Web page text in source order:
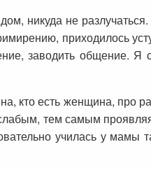
никуда не
приходилось
заводить общение. Я
кто есть женщина, про
тем самым
училась у мамы